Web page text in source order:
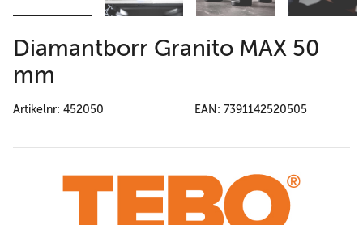
Diamantborr Granito MAX 50
mm
Artikelnr: 452050 EAN: 7391142520505